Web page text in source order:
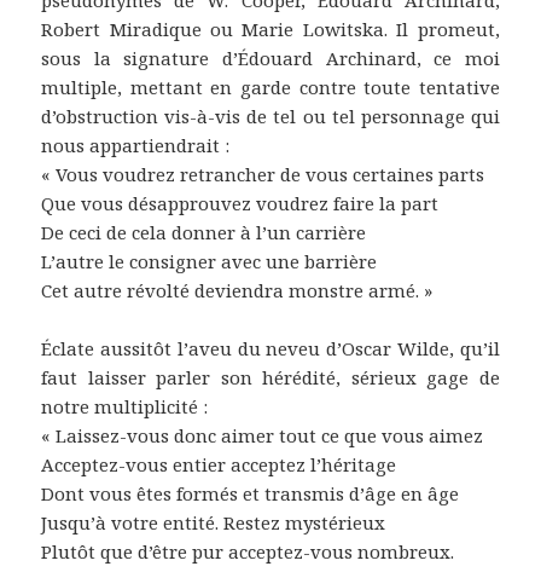
Robert Miradique ou Marie Lowitska. Il promeut,
sous la signature d’Édouard Archinard, ce moi
multiple, mettant en garde contre toute tentative
d’obstruction vis-à-vis de tel ou tel personnage qui
nous appartiendrait :
« Vous voudrez retrancher de vous certaines parts
Que vous désapprouvez voudrez faire la part
De ceci de cela donner à l’un carrière
L’autre le consigner avec une barrière
Cet autre révolté deviendra monstre armé. »
Éclate aussitôt l’aveu du neveu d’Oscar Wilde, qu’il
faut laisser parler son hérédité, sérieux gage de
notre multiplicité :
« Laissez-vous donc aimer tout ce que vous aimez
Acceptez-vous entier acceptez l’héritage
Dont vous êtes formés et transmis d’âge en âge
Jusqu’à votre entité. Restez mystérieux
Plutôt que d’être pur acceptez-vous nombreux.